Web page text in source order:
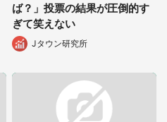
ば？」投票の結果が圧倒的す
ぎて笑えない
Jタウン研究所